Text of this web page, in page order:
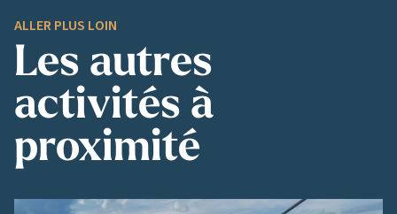
ALLER PLUS LOIN
Les autres
activités à
proximité